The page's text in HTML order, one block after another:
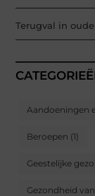
Terugval in
Aandoeningen
Beroepen (1)
Geestelijke
Gezondheid